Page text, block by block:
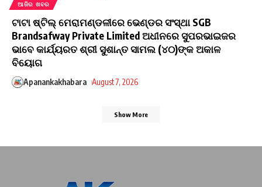
ଆଜିର ଖବର
ଟାଟା ଷ୍ଟିଲ୍ ମେରାମଣ୍ଡଳୀରେ ଭେଣ୍ଡର ସଂସ୍ଥା SGB
Brandsafway Private Limited ଅଧୀନରେ ସୁପରଭାଇଜର
ଭାବେ କାର୍ଯ୍ୟରତ ଶ୍ରୀ ସୁଶାନ୍ତ ସାମଲ (୪୦)ଙ୍କ ଅକାଳ
ବିୟୋଗ
Apanankakhabara August 7, 2026
Show More